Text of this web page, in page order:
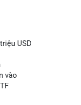
USD
vào